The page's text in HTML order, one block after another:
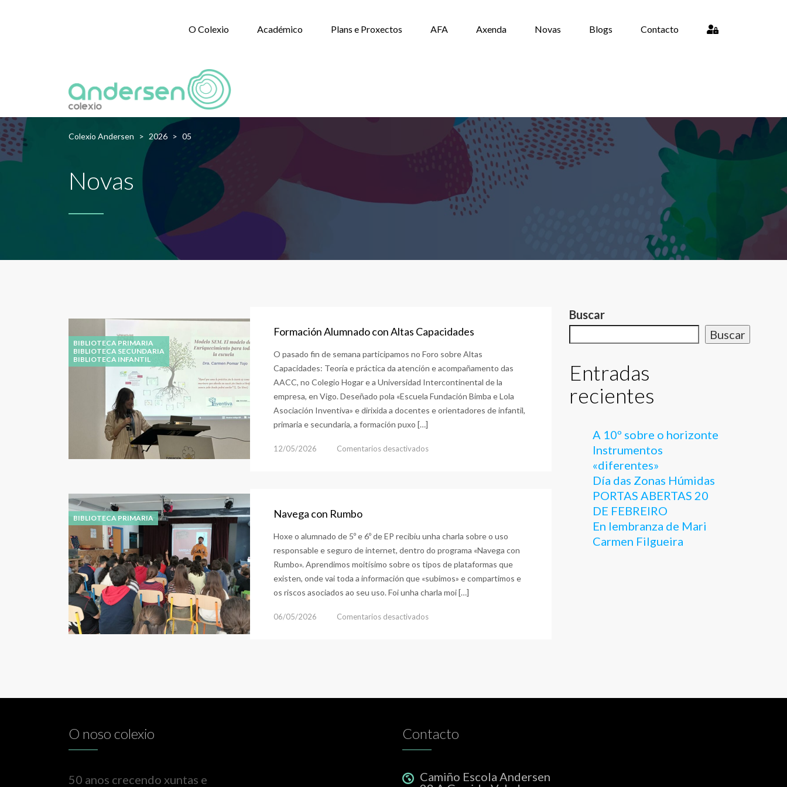
O Colexio Académico Plans e Proxectos AFA Axenda Novas Blogs Contacto
Colexio Andersen > 2026 > 05
Novas
BIBLIOTECA PRIMARIA
BIBLIOTECA SECUNDARIA
BIBLIOTECA INFANTIL
Formación Alumnado con Altas Capacidades
O pasado fin de semana participamos no Foro sobre Altas
Capacidades: Teoría e práctica da atención e acompañamento das
AACC, no Colegio Hogar e a Universidad Intercontinental de la
empresa, en Vigo. Deseñado pola «Escuela Fundación Bimba e Lola
Asociación Inventiva» e dirixida a docentes e orientadores de infantil,
primaria e secundaria, a formación puxo […]
12/05/2026 Comentarios desactivados
BIBLIOTECA PRIMARIA Navega con Rumbo
Hoxe o alumnado de 5º e 6º de EP recibiu unha charla sobre o uso
responsable e seguro de internet, dentro do programa «Navega con
Rumbo». Aprendimos moitísimo sobre os tipos de plataformas que
existen, onde vai toda a información que «subimos» e compartimos e
os riscos asociados ao seu uso. Foi unha charla moi […]
06/05/2026 Comentarios desactivados
Buscar
Buscar
Entradas
recientes
A 10º sobre o horizonte
Instrumentos
«diferentes»
Día das Zonas Húmidas
PORTAS ABERTAS 20
DE FEBREIRO
En lembranza de Mari
Carmen Filgueira
O noso colexio
50 anos crecendo xuntas e
Contacto
Camiño Escola Andersen